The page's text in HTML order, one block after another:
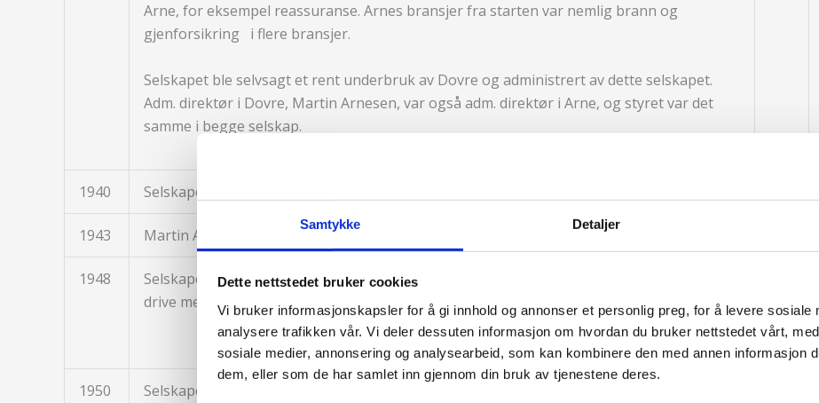
Samtykke Detaljer
Dette nettstedet bruker cookies
Vi bruker informasjonskapsler for å gi innhold og annonser et personlig preg, for å levere sosiale
analysere trafikken vår. Vi deler dessuten informasjon om hvordan du bruker nettstedet vårt,
sosiale medier, annonsering og analysearbeid, som kan kombinere den med annen informasjon
dem, eller som de har samlet inn gjennom din bruk av tjenestene deres.
Arne, for eksempel reassuranse. Arnes bransjer fra starten var nemlig brann og
gjenforsikring i flere bransjer.
Selskapet ble selvsagt et rent underbruk av Dovre og administrert av dette selskapet.
Adm. direktør i Dovre, Martin Arnesen, var også adm. direktør i Arne, og styret var det
samme i begge selskap.
1940 Selskapets premieinntekt var 108.000 kr., herav 77.000 kr. for egen regning.
1943 Martin Arnesens sønn Trygve Arnesen overtok som adm. direktør.
1948
Selskapet hadde hittil tegnet direkte brannforsikring, men gikk heretter over til bare å
drive med inngående reassuranse.
1950
Selskapet hadde en inntekt fra indirekte forretning på 180.000 kr. Overskuddet var 10.267